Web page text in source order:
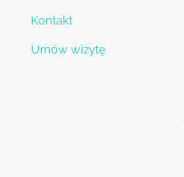
Kontakt
Umów wizytę